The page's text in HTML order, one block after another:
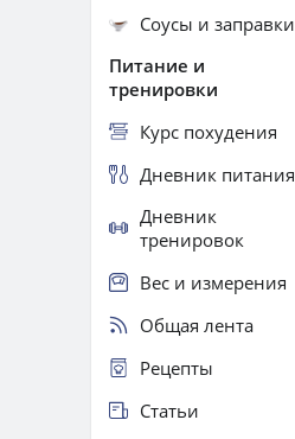
Соусы и заправки
Питание и
тренировки
Курс похудения
Дневник питания
Дневник
тренировок
Вес и измерения
Общая лента
Рецепты
Статьи